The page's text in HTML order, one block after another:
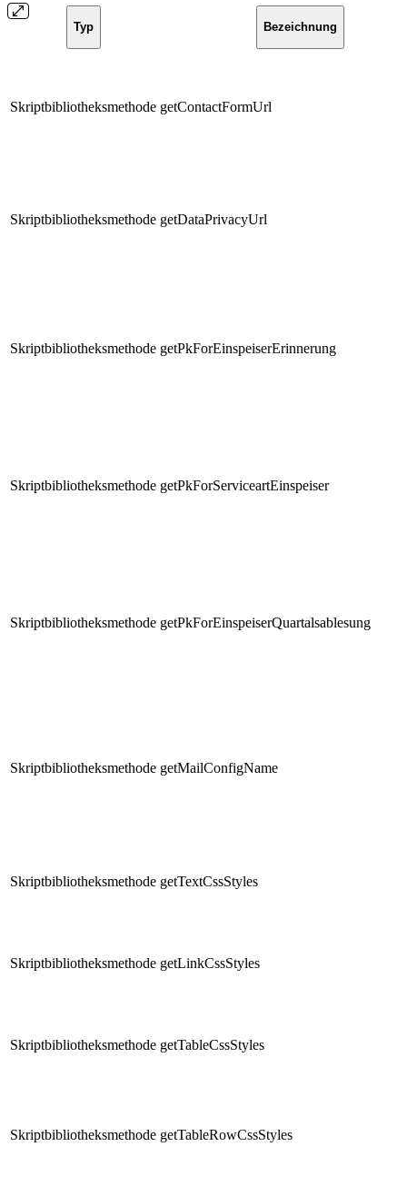
Typ Bezeichnung
Skriptbibliotheksmethode getContactFormUrl
Skriptbibliotheksmethode getDataPrivacyUrl
Skriptbibliotheksmethode getPkForEinspeiserErinnerung
Skriptbibliotheksmethode getPkForServiceartEinspeiser
Skriptbibliotheksmethode getPkForEinspeiserQuartalsablesung
Skriptbibliotheksmethode getMailConfigName
Skriptbibliotheksmethode getTextCssStyles
Skriptbibliotheksmethode getLinkCssStyles
Skriptbibliotheksmethode getTableCssStyles
Skriptbibliotheksmethode getTableRowCssStyles